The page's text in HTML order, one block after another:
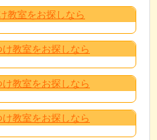
教室をお探しなら
教室をお探しなら
教室をお探しなら
教室をお探しなら